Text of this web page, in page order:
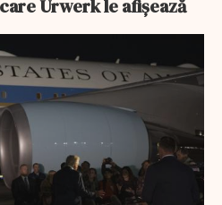
Urwerk le afișează